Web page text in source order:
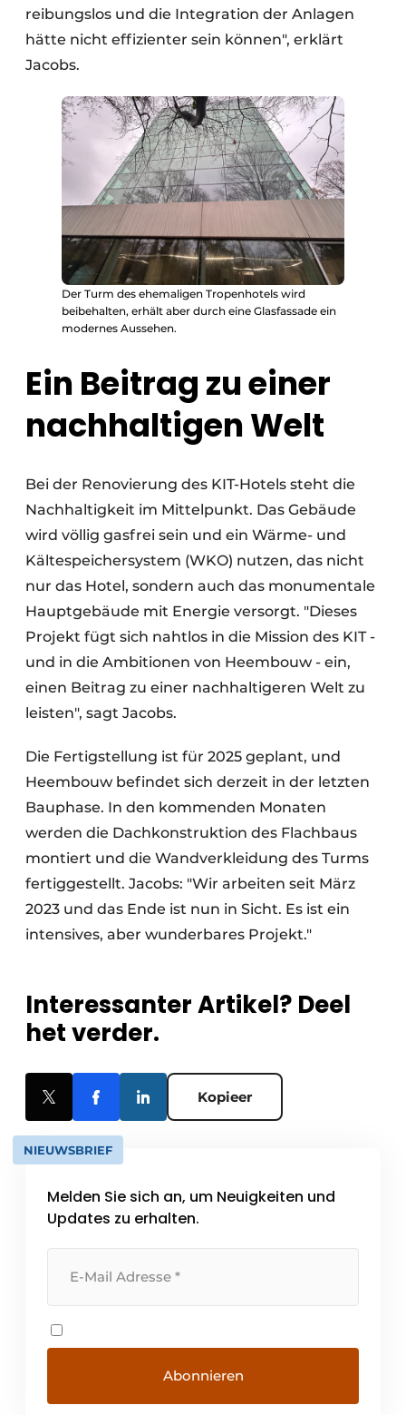
reibungslos und die Integration der Anlagen
hätte nicht effizienter sein können", erklärt
Jacobs.
Der Turm des ehemaligen Tropenhotels wird
beibehalten, erhält aber durch eine Glasfassade ein
modernes Aussehen.
Ein Beitrag zu einer
nachhaltigen Welt
Bei der Renovierung des KIT-Hotels steht die
Nachhaltigkeit im Mittelpunkt. Das Gebäude
wird völlig gasfrei sein und ein Wärme- und
Kältespeichersystem (WKO) nutzen, das nicht
nur das Hotel, sondern auch das monumentale
Hauptgebäude mit Energie versorgt. "Dieses
Projekt fügt sich nahtlos in die Mission des KIT -
und in die Ambitionen von Heembouw - ein,
einen Beitrag zu einer nachhaltigeren Welt zu
leisten", sagt Jacobs.
Die Fertigstellung ist für 2025 geplant, und
Heembouw befindet sich derzeit in der letzten
Bauphase. In den kommenden Monaten
werden die Dachkonstruktion des Flachbaus
montiert und die Wandverkleidung des Turms
fertiggestellt. Jacobs: "Wir arbeiten seit März
2023 und das Ende ist nun in Sicht. Es ist ein
intensives, aber wunderbares Projekt."
Interessanter Artikel? Deel
het verder.
Kopieer
NIEUWSBRIEF
Melden Sie sich an, um Neuigkeiten und
Updates zu erhalten.